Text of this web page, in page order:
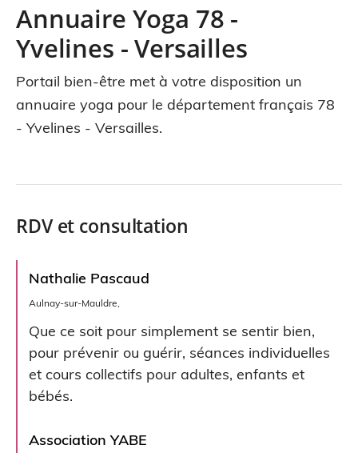
Annuaire Yoga 78 -
Yvelines - Versailles
Portail bien-être met à votre disposition un
annuaire yoga pour le département français 78
- Yvelines - Versailles.
RDV et consultation
Nathalie Pascaud
Aulnay-sur-Mauldre,
Que ce soit pour simplement se sentir bien,
pour prévenir ou guérir, séances individuelles
et cours collectifs pour adultes, enfants et
bébés.
Association YABE